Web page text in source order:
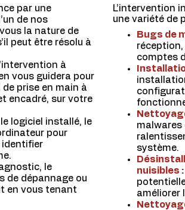
par une
de nos
la nature de
peut être résolu à
à
vous guidera pour
prise en main à
encadré, sur votre
logiciel installé, le
pour
identifier
le
de dépannage ou
en vous tenant
L’intervention
une variété de
Bugs de
réception,
comptes
malwares
système.
nuisibles :
améliorer